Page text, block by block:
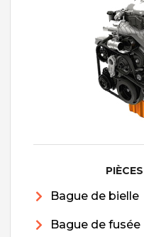
Bague de bielle
Bague de fusée